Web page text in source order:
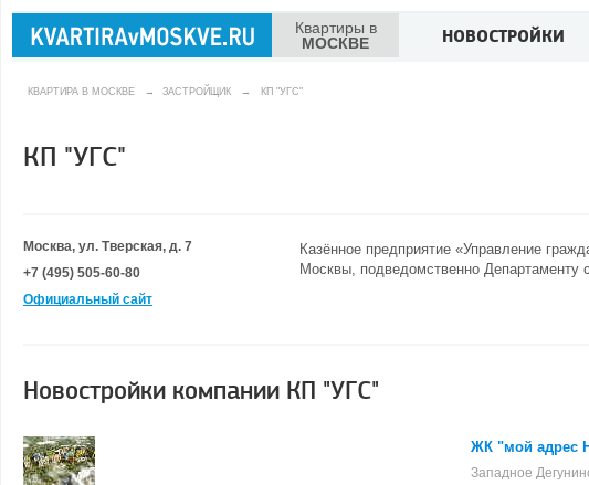
Квартиры в
МОСКВЕ
НОВОСТРОЙКИ
КВАРТИРА В МОСКВЕ → ЗАСТРОЙЩИК → КП "УГС"
КП "УГС"
Москва, ул. Тверская, д. 7
+7 (495) 505-60-80
Официальный сайт
Казённое предприятие «Управление
Москвы, подведомственно Департаменту
Новостройки компании КП "УГС"
ЖК "мой адрес
Западное